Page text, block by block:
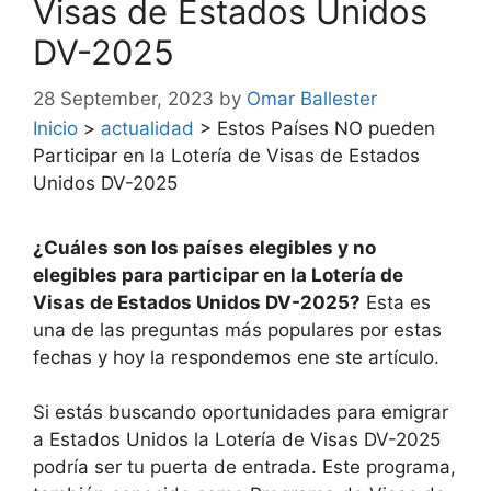
Visas de Estados Unidos
DV-2025
28 September, 2023 by Omar Ballester
Inicio > actualidad > Estos Países NO pueden
Participar en la Lotería de Visas de Estados
Unidos DV-2025
¿Cuáles son los países elegibles y no
elegibles para participar en la Lotería de
Visas de Estados Unidos DV-2025? Esta es
una de las preguntas más populares por estas
fechas y hoy la respondemos ene ste artículo.
Si estás buscando oportunidades para emigrar
a Estados Unidos la Lotería de Visas DV-2025
podría ser tu puerta de entrada. Este programa,